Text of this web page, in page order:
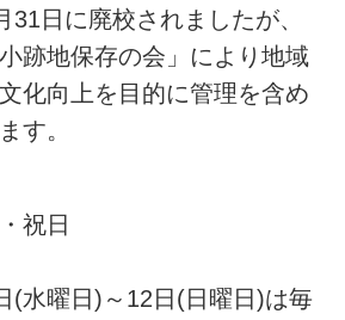
31日に廃校されましたが、
跡地保存の会」により地域
化向上を目的に管理を含め
す。
祝日
(水曜日)～12日(日曜日)は毎